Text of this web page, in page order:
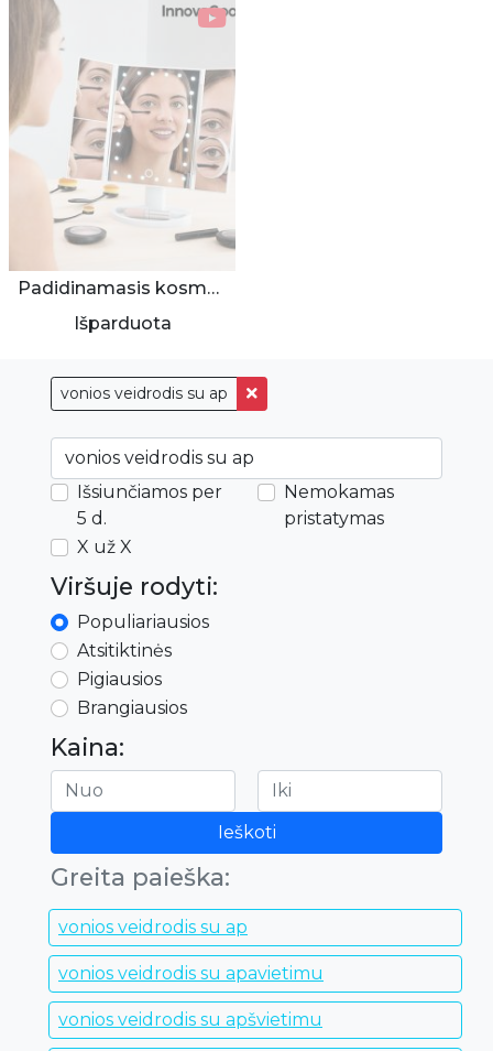
vonios veidrodis su ap
Išsiunčiamos per
5 d.
Nemokamas
pristatymas
X už X
Viršuje rodyti:
Populiariausios
Atsitiktinės
Pigiausios
Brangiausios
Kaina:
Ieškoti
Greita paieška:
vonios veidrodis su ap
vonios veidrodis su apavietimu
vonios veidrodis su apšvietimu
Padidinamasis kosmetinis veidrodis su apšvietimu
Išparduota